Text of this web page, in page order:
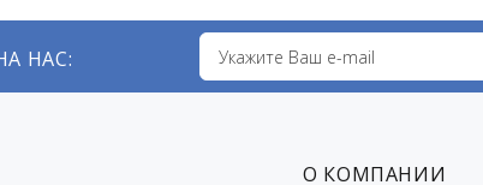
НАС:
О КОМПАНИИ